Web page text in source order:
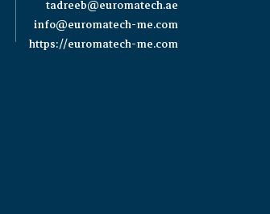
tadreeb@euromatech.ae
info@euromatech-me.com
https://euromatech-me.com